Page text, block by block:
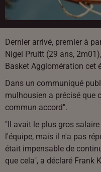
Dernier arrivé, premier à
Nigel Pruitt (29 ans,
Basket Agglomération cet
Dans un communiqué
mulhousien a précisé que
commun accord".
"Il avait le plus gros
l'équipe, mais il n'a pas
était impensable de
que cela", a déclaré Frank